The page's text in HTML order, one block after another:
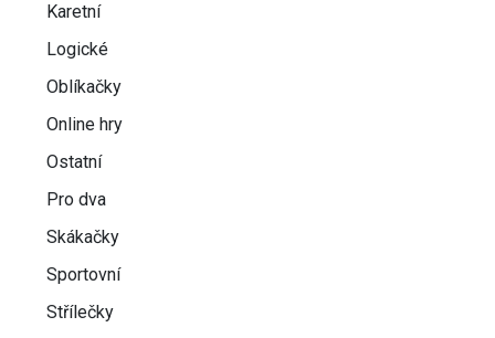
Karetní
Logické
Oblíkačky
Online hry
Ostatní
Pro dva
Skákačky
Sportovní
Střílečky